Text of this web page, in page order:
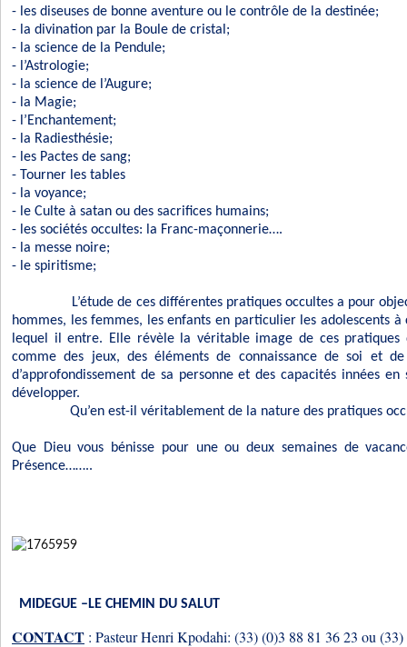
- les diseuses de bonne aventure ou le contrôle de la destinée;
- la divination par la Boule de cristal;
- la science de la Pendule;
- l’Astrologie;
- la science de l’Augure;
- la Magie;
- l’Enchantement;
- la Radiesthésie;
- les Pactes de sang;
- Tourner les tables
- la voyance;
- le Culte à satan ou des sacrifices humains;
- les sociétés occultes: la Franc-maçonnerie….
- la messe noire;
- le spiritisme;
L’étude de ces différentes pratiques occultes a pour
hommes, les femmes, les enfants en particulier les adolescents
lequel il entre. Elle révèle la véritable image de ces pratiques
comme des jeux, des éléments de connaissance de soi et
d’approfondissement de sa personne et des capacités innées
développer.
Qu’en est-il véritablement de la nature des pratiques
Que Dieu vous bénisse pour une ou deux semaines de
Présence……..
MIDEGUE –LE CHEMIN DU SALUT
CONTACT : Pasteur Henri Kpodahi: (33) (0)3 88 81 36 23 ou